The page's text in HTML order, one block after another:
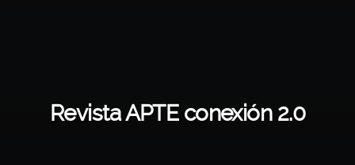
Revista APTE conexión 2.0